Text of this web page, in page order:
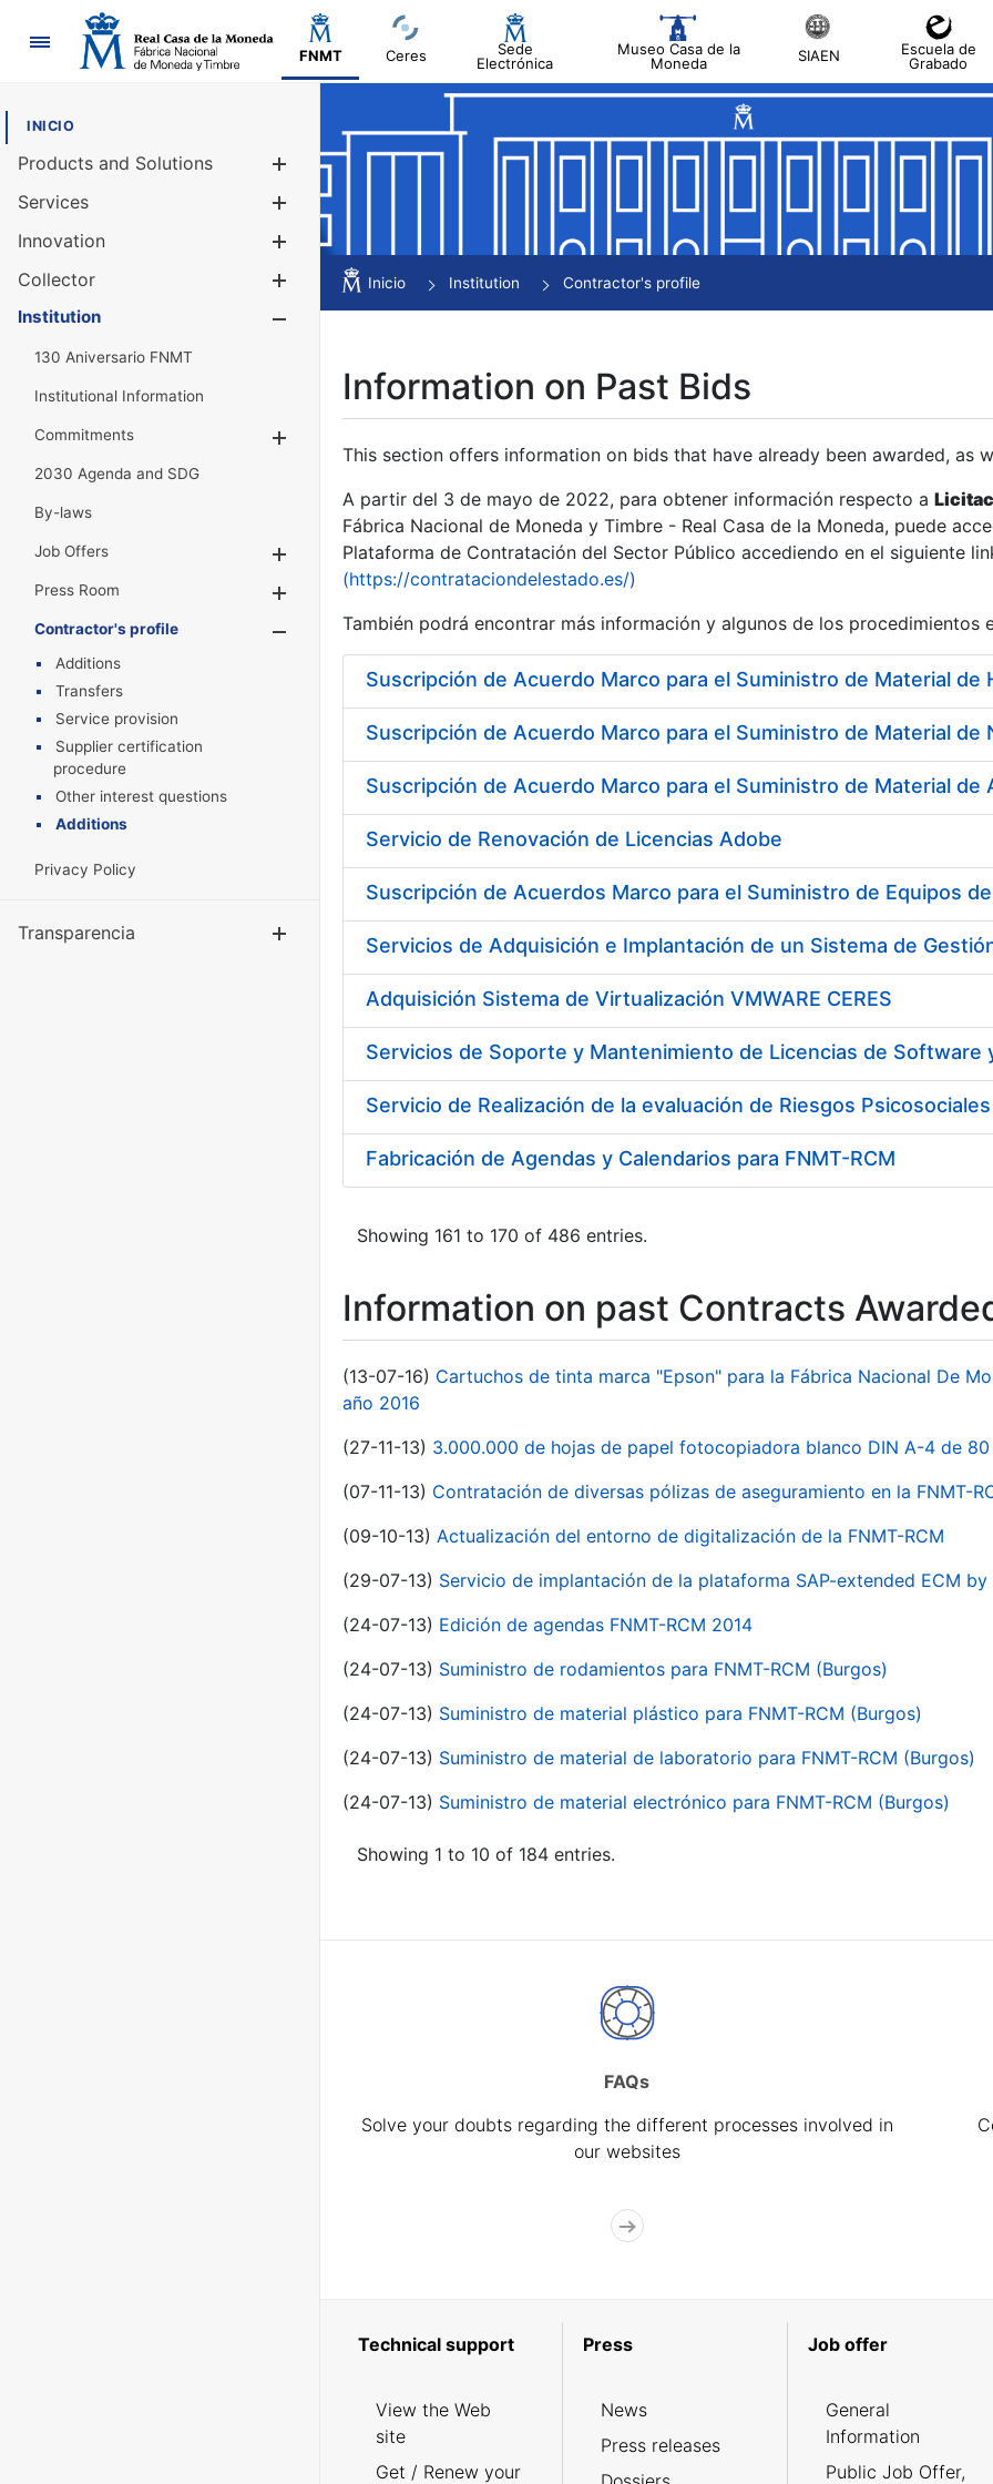
Navigation
FNMT Ceres
Sede
Electrónica
Museo Casa de la
Moneda
SIAEN
Escuela de
Grabado
INICIO
Products and Solutions
Services
Innovation
Collector
Show/Hide
Institution
130 Aniversario FNMT
Institutional Information
Commitments
2030 Agenda and SDG
By-laws
Job Offers
Show/Hide
Press Room
Show/Hide
Contractor's profile
Show/Hide
Additions
Transfers
Service provision
Supplier certification
procedure
Other interest questions
Additions
Privacy Policy
Transparencia Show/Hide
Inicio Institution Contractor's profile
Information on Past Bids
This section offers information on bids that have already been awarded, as
A partir del 3 de mayo de 2022, para obtener información respecto a
Fábrica Nacional de Moneda y Timbre - Real Casa de la Moneda, puede
Plataforma de Contratación del Sector Público accediendo en el siguiente
(https://contrataciondelestado.es/)
También podrá encontrar más información y algunos de los procedimientos
Servicio de Renovación de Licencias Adobe
Suscripción de Acuerdos Marco para el Suministro de Equipos
Adquisición Sistema de Virtualización VMWARE CERES
Fabricación de Agendas y Calendarios para FNMT-RCM
Showing 161 to 170 of 486 entries.
Information on past Contracts
(13-07-16) Cartuchos de tinta marca "Epson" para la Fábrica Nacional De
año 2016
(27-11-13) 3.000.000 de hojas de papel fotocopiadora blanco DIN A-4 de 80
(07-11-13) Contratación de diversas pólizas de aseguramiento en la FNMT-
(09-10-13) Actualización del entorno de digitalización de la FNMT-RCM
(29-07-13) Servicio de implantación de la plataforma SAP-extended ECM by
(24-07-13) Edición de agendas FNMT-RCM 2014
(24-07-13) Suministro de rodamientos para FNMT-RCM (Burgos)
(24-07-13) Suministro de material plástico para FNMT-RCM (Burgos)
(24-07-13) Suministro de material de laboratorio para FNMT-RCM (Burgos)
(24-07-13) Suministro de material electrónico para FNMT-RCM (Burgos)
Showing 1 to 10 of 184 entries.
FAQs
Solve your doubts regarding the different processes involved in
our websites
Technical support
View the Web
site
Get / Renew your
Press
News
Press releases
Job offer
General
Information
Public Job Offer,